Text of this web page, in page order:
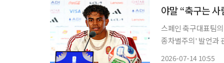
야말 “축구는
스페인 축구대표팀
종차별주의' 발언과
2026-07-14 10:55